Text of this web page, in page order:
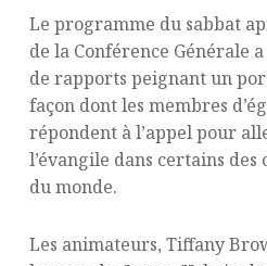
Le programme du sabbat
de la Conférence Générale
de rapports peignant un
façon dont les membres
répondent à l’appel pour
l’évangile dans certains des
du monde.
Les animateurs, Tiffany